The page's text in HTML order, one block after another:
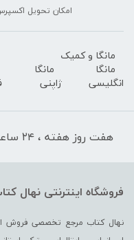
امکان تحویل
مانگا و کمیک
مانگا
انگلیسی
مانگا
ژاپنی
هفت روز هفته ، ۲۴ ساعت شبانه‌روز پاسخگوی شما هستیم
فروشگاه اینترنتی نهال
نهال کتاب مرجع تخصصی فروش